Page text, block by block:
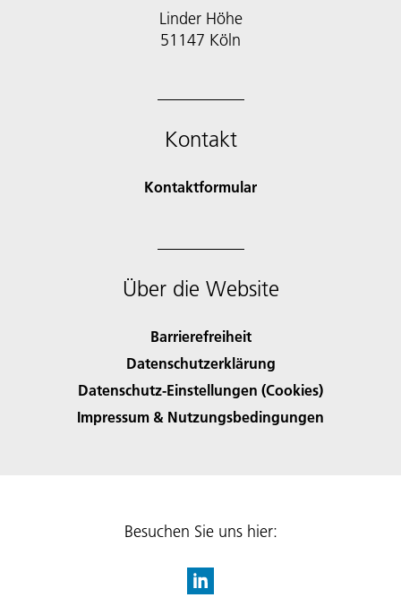
Linder Höhe
51147 Köln
Kontakt
Kontaktformular
Über die Website
Barrierefreiheit
Datenschutzerklärung
Datenschutz-Einstellungen (Cookies)
Impressum & Nutzungsbedingungen
Besuchen Sie uns hier: